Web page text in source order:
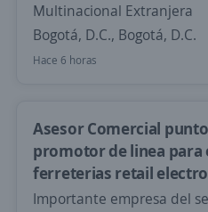
Multinacional Extranjera
Bogotá, D.C., Bogotá, D.C.
Hace 6 horas
Asesor Comercial
promotor de linea para
ferreterias retail electro
Importante empresa del